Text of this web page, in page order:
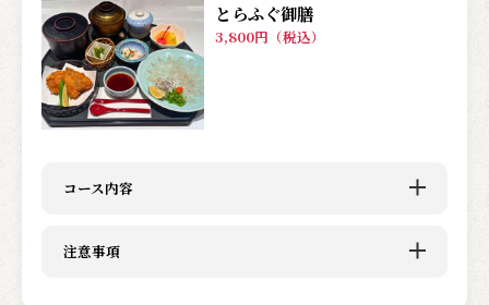
とらふぐ御膳
3,800円（税込）
コース内容
注意事項